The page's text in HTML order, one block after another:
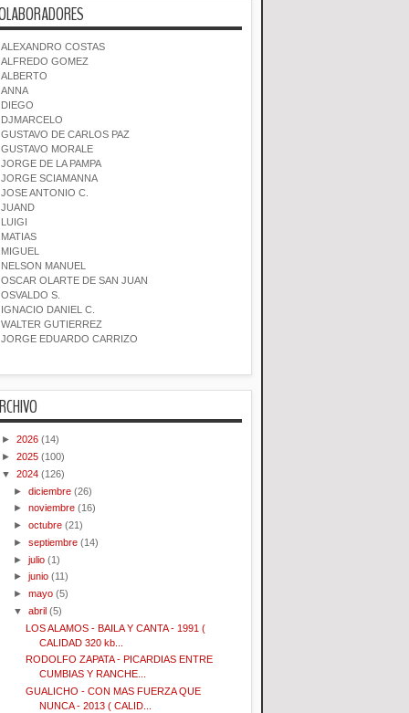
ALEXANDRO COSTAS
ALFREDO GOMEZ
ALBERTO
ANNA
DIEGO
DJMARCELO
GUSTAVO DE CARLOS PAZ
GUSTAVO MORALE
JORGE DE LA PAMPA
JORGE SCIAMANNA
JOSE ANTONIO C.
JUAND
LUIGI
MATIAS
MIGUEL
NELSON MANUEL
OSCAR OLARTE DE SAN JUAN
OSVALDO S.
IGNACIO DANIEL C.
WALTER GUTIERREZ
JORGE EDUARDO CARRIZO
► 2026 (14)
► 2025 (100)
▼ 2024 (126)
►diciembre (26)
►noviembre (16)
►octubre (21)
►septiembre (14)
►julio (1)
►junio (11)
►mayo (5)
▼abril (5)
LOS ALAMOS - BAILA Y CANTA - 1991 (
CALIDAD 320 kb...
RODOLFO ZAPATA - PICARDIAS ENTRE
CUMBIAS Y RANCHE...
GUALICHO - CON MAS FUERZA QUE
NUNCA - 2013 ( CALID...